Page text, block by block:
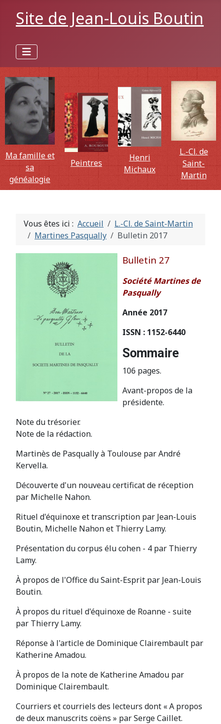
Site de Jean-Louis Boutin
Ma famille et
sa
généalogie
Peintres
Henri
Michaux
L.-Cl. de
Saint-
Martin
Vous êtes ici : Accueil
L.-Cl. de Saint-Martin
Martines Pasqually
Bulletin 2017
Bulletin 27
Société Martines de
Pasqually
Année 2017
ISSN : 1152-6440
Sommaire
106 pages.
Avant-propos de la
présidente.
Note du trésorier.
Note de la rédaction.
Martinès de Pasqually à Toulouse par André
Kervella.
Découverte d'un nouveau certificat de réception
par Michelle Nahon.
Rituel d'équinoxe et transcription par Jean-Louis
Boutin, Michelle Nahon et Thierry Lamy.
Présentation du corpus élu cohen - 4 par Thierry
Lamy.
À propos de l'Office du Saint-Esprit par Jean-Louis
Boutin.
À propos du rituel d'équinoxe de Roanne - suite
par Thierry Lamy.
Réponse à l'article de Dominique Clairembault par
Katherine Amadou.
À propos de la note de Katherine Amadou par
Dominique Clairembault.
Courriers et courriels des lecteurs dont « A propos
de deux manuscrits coëns » par Serge Caillet.